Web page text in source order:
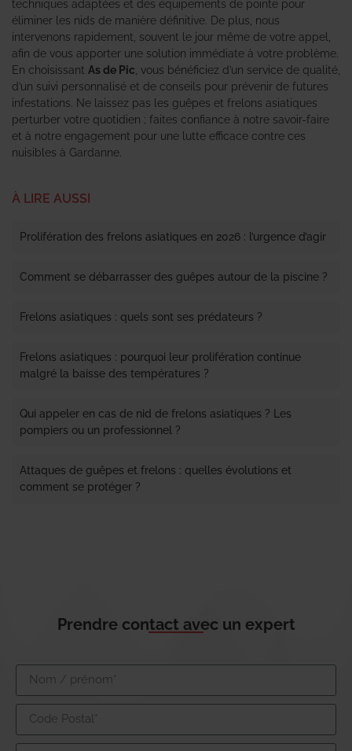
techniques adaptées et des équipements de pointe pour
éliminer les nids de manière définitive. De plus, nous
intervenons rapidement, souvent le jour même de votre appel,
afin de vous apporter une solution immédiate à votre problème.
En choisissant As de Pic , vous bénéficiez d’un service de qualité,
d’un suivi personnalisé et de conseils pour prévenir de futures
infestations. Ne laissez pas les guêpes et frelons asiatiques
perturber votre quotidien ; faites confiance à notre savoir-faire
et à notre engagement pour une lutte efficace contre ces
nuisibles à Gardanne.
À LIRE AUSSI
Prolifération des frelons asiatiques en 2026 : l’urgence d’agir
Comment se débarrasser des guêpes autour de la piscine ?
Frelons asiatiques : quels sont ses prédateurs ?
Frelons asiatiques : pourquoi leur prolifération continue
malgré la baisse des températures ?
Qui appeler en cas de nid de frelons asiatiques ? Les
pompiers ou un professionnel ?
Attaques de guêpes et frelons : quelles évolutions et
comment se protéger ?
Prendre contact avec un expert